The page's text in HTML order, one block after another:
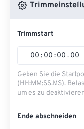
Trimmstart
00 : 00 : 00 . 00
Geben Sie die
(HH:MM:SS.MS).
um es zu
Ende abschneiden